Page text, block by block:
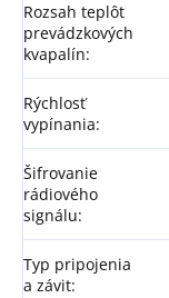
Rozsah teplôt
prevádzkových
kvapalín:
Rýchlosť
vypínania:
Šifrovanie
rádiového
signálu:
Typ pripojenia
a závit: